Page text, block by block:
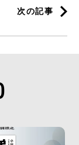
次の記事